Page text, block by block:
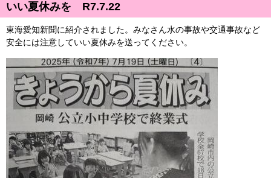
いい夏休みを R7.7.22
東海愛知新聞に紹介されました。みなさん水の事故や交通事故など
安全には注意していい夏休みを送ってください。